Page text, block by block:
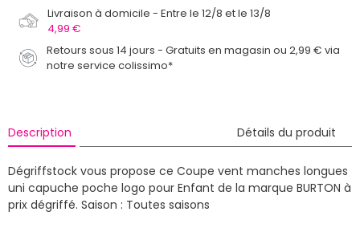
Livraison à domicile
Entre le 12/8 et le 13/8
4,99 €
Retours sous 14 jours - Gratuits en magasin ou 2,99 € via
notre service colissimo*
Description Détails du produit
Dégriffstock vous propose ce Coupe vent manches longues
uni capuche poche logo pour Enfant de la marque BURTON à
prix dégriffé. Saison : Toutes saisons